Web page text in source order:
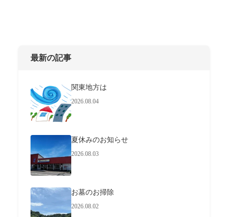
最新の記事
関東地方は
2026.08.04
夏休みのお知らせ
2026.08.03
お墓のお掃除
2026.08.02